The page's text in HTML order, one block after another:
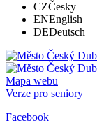
CZČesky
ENEnglish
DEDeutsch
Mapa webu
Verze pro seniory
Facebook